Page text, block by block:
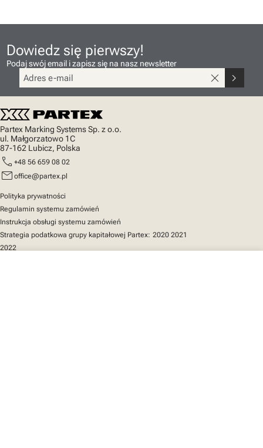
Dowiedz się pierwszy!
Podaj swój email i zapisz się na nasz newsletter
close chevron_right
Partex Marking Systems Sp. z o.o.
ul. Małgorzatowo 1C
87-162 Lubicz, Polska
call +48 56 659 08 02
mail office@partex.pl
Polityka prywatności
Regulamin systemu zamówień
Instrukcja obsługi systemu zamówień
Strategia podatkowa grupy kapitałowej Partex: 2020 2021
2022